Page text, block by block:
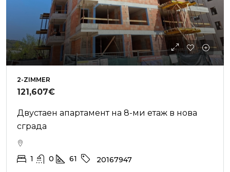
2-ZIMMER
121,607€
Двустаен апартамент на 8-ми етаж в нова
сграда
1 0 61 20167947